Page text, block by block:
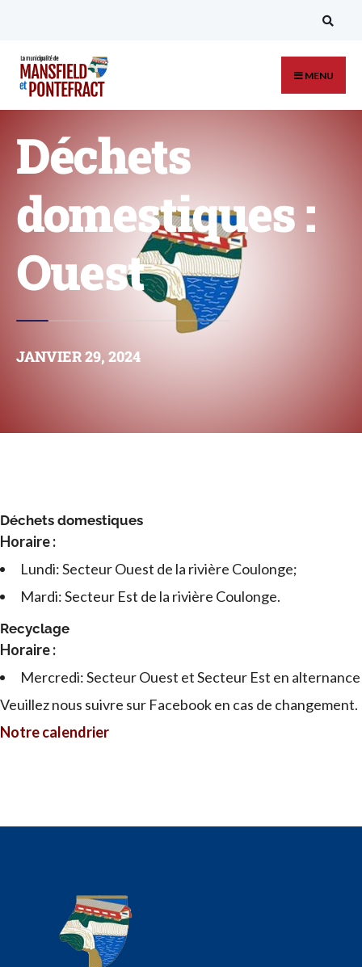
MENU
Déchets
domestiques :
Ouest
JANVIER 29, 2024
Déchets domestiques
Horaire :
Lundi: Secteur Ouest de la rivière Coulonge;
Mardi: Secteur Est de la rivière Coulonge.
Recyclage
Horaire :
Mercredi: Secteur Ouest et Secteur Est en alternance
Veuillez nous suivre sur Facebook en cas de changement.
Notre calendrier